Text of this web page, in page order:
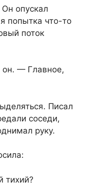
опускал
попытка что-то
поток
— Главное,
Писал
соседи,
руку.
тихий?